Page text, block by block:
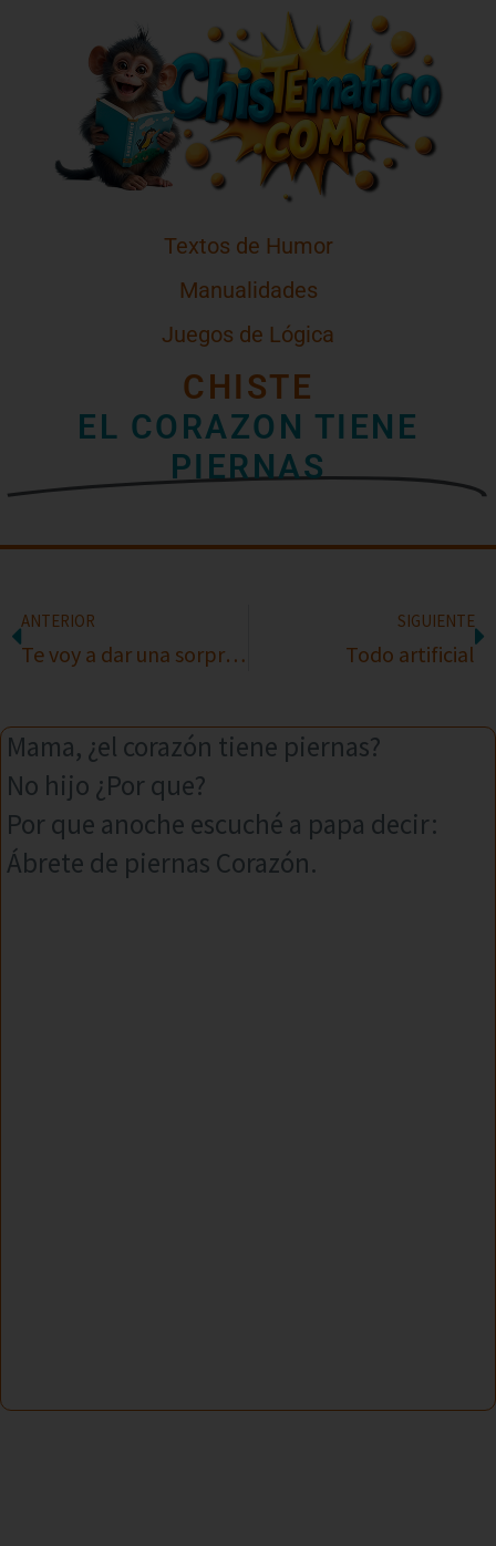
Textos de Humor
Manualidades
Juegos de Lógica
CHISTE
EL CORAZON TIENE
PIERNAS
ANTERIOR
Te voy a dar una sorpresa
SIGUIENTE
Todo artificial
Mama, ¿el corazón tiene piernas?
No hijo ¿Por que?
Por que anoche escuché a papa decir:
Ábrete de piernas Corazón.